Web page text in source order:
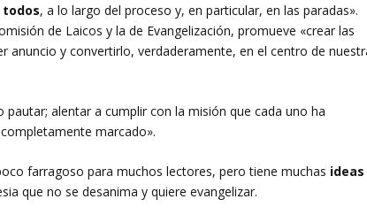
, a lo largo del proceso y, en particular, en las paradas».
de Laicos y la de Evangelización, promueve «crear las
anuncio y convertirlo, verdaderamente, en el centro de
alentar a cumplir con la misión que cada uno ha
marcado».
farragoso para muchos lectores, pero tiene muchas ideas
que no se desanima y quiere evangelizar.